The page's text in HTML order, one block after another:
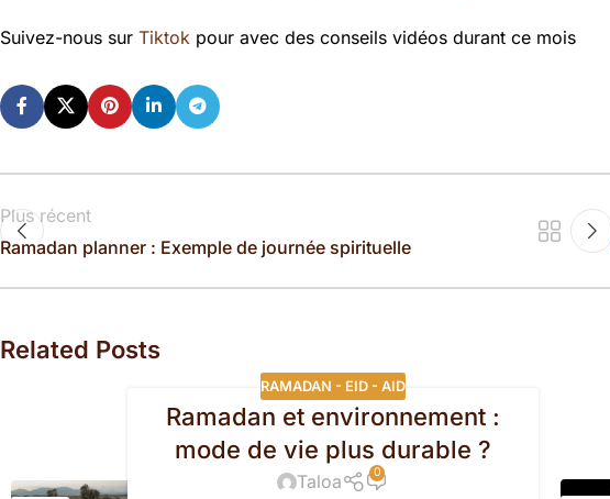
Suivez-nous sur Tiktok pour avec des conseils vidéos durant ce mois
Plus récent
Ramadan planner : Exemple de journée spirituelle
Related Posts
RAMADAN - EID - AID
Ramadan et environnement :
mode de vie plus durable ?
Taloa 0